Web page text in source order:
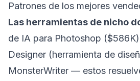
Patrones de los mejores
Las herramientas de nicho
de IA para Photoshop
Designer (herramienta de
MonsterWriter — estos